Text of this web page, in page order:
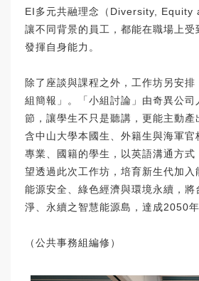
EI多元共融理念（Diversity, Equity
讓不同背景的員工，都能在職場上受
發揮自身能力。
除了座談與課程之外，工作坊另安
組簡報」。「小組討論」由奇異公司
節，讓學生不只是聽講，更能主動產
含中山大學本國生、外籍生與海軍官
專業、國籍的學生，以英語溝通方式
望透過此次工作坊，培育新生代加入
能源安全、綠色經濟與環境永續，將
淨、永續之智慧能源島，達成2050年
（公共事務組編修）